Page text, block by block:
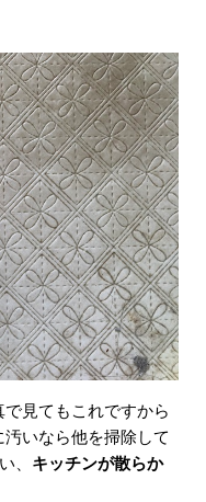
見てもこれですから
いなら他を掃除して
、 キッチンが散らか